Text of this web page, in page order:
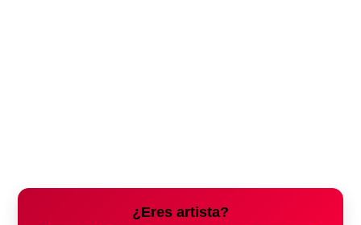
¿Eres artista?